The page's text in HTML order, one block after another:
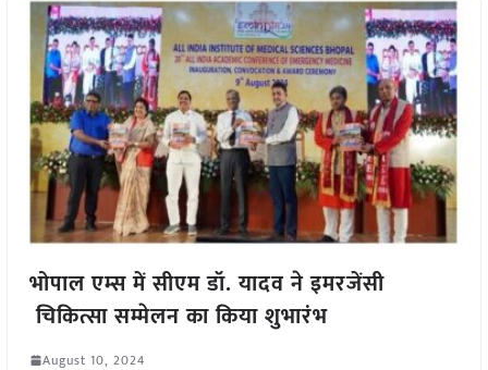
भोपाल एम्स में सीएम डॉ. यादव ने इमरजेंसी
चिकित्सा सम्मेलन का किया शुभारंभ
August 10, 2024